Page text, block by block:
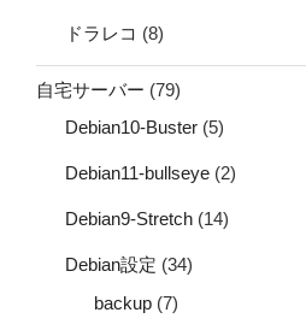
ドラレコ (8)
自宅サーバー (79)
Debian10-Buster (5)
Debian11-bullseye (2)
Debian9-Stretch (14)
Debian設定 (34)
backup (7)